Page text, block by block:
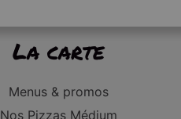
La carte
Menus & promos
Nos Pizzas Médium